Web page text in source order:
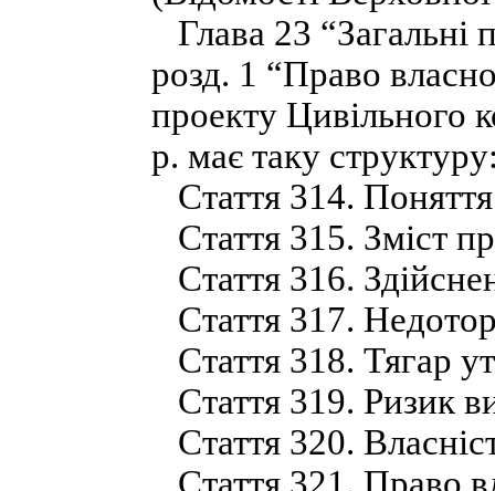
Глава 23 “Загальні
розд. 1 “Право
проекту Цивільного
р. має таку
Стаття 314.
Стаття 315. Зміст
Стаття 316.
Стаття 317.
Стаття 318. Тягар
Стаття 319. Ризик
Стаття 320.